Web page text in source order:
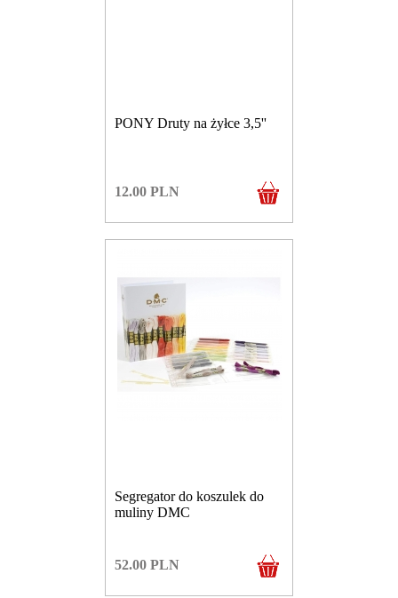
PONY Druty na żyłce 3,5''
12.00 PLN
Segregator do koszulek do
muliny DMC
52.00 PLN